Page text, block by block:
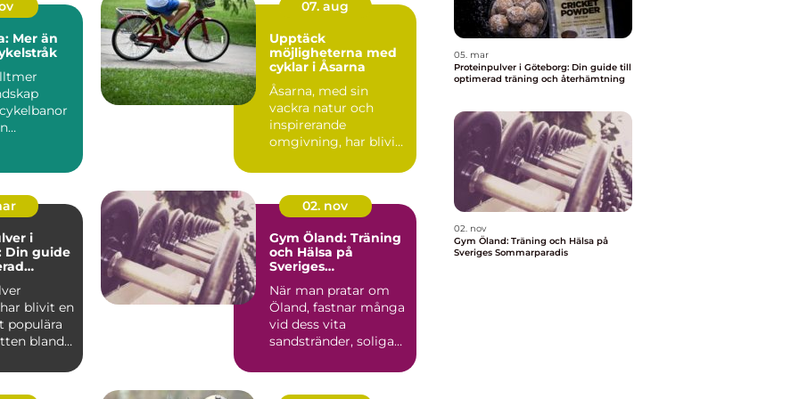
Mer än
07. aug
Upptäck
möjligheterna med
cyklar i Åsarna
Åsarna, med sin
vackra natur och
inspirerande
omgivning, har blivit
destinatio...
i
Din guide
blivit en
populära
bland
02. nov
Gym Öland: Träning
och Hälsa på
Sveriges
När man pratar om
Öland, fastnar många
vid dess vita
sandstränder, soliga
05. mar
Proteinpulver i Göteborg: Din guide till
optimerad träning och återhämtning
02. nov
Gym Öland: Träning och Hälsa på
Sveriges Sommarparadis